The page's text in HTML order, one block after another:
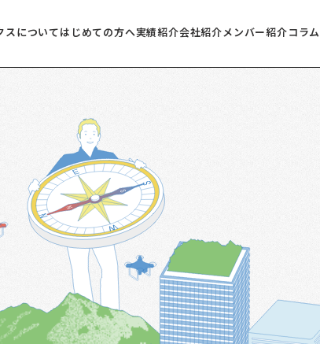
スについてはじめての方へ実績紹介会社紹介メンバー紹介 コラム